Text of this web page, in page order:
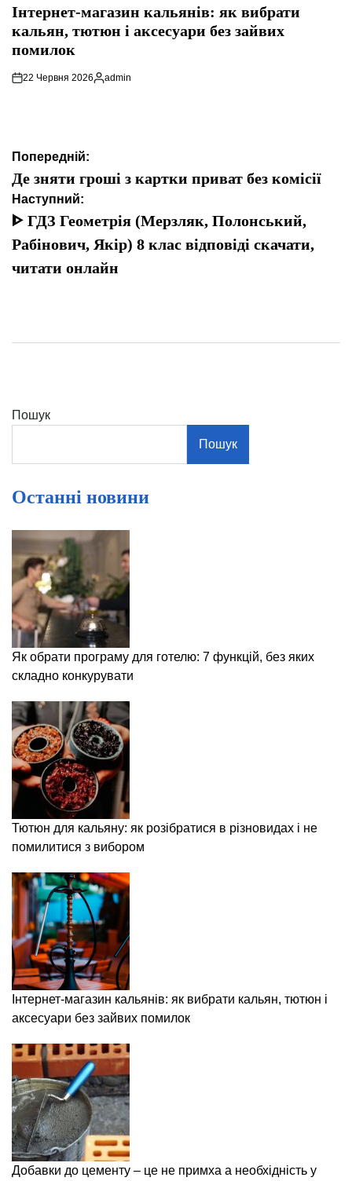
Інтернет-магазин кальянів: як вибрати
кальян, тютюн і аксесуари без зайвих
помилок
22 Червня 2026
Опубліковано
admin
Навігація
записів
Попередній:
Де зняти гроші з картки приват без комісії
Наступний:
ᐈ ГДЗ Геометрія (Мерзляк, Полонський,
Рабінович, Якір) 8 клас відповіді скачати,
читати онлайн
Пошук
Пошук
Останні новини
Як обрати програму для готелю: 7 функцій, без яких
складно конкурувати
Тютюн для кальяну: як розібратися в різновидах і не
помилитися з вибором
Інтернет-магазин кальянів: як вибрати кальян, тютюн і
аксесуари без зайвих помилок
Добавки до цементу – це не примха а необхідність у